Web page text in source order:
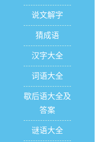
说文解字
猜成语
汉字大全
词语大全
歇后语大全及
答案
谜语大全